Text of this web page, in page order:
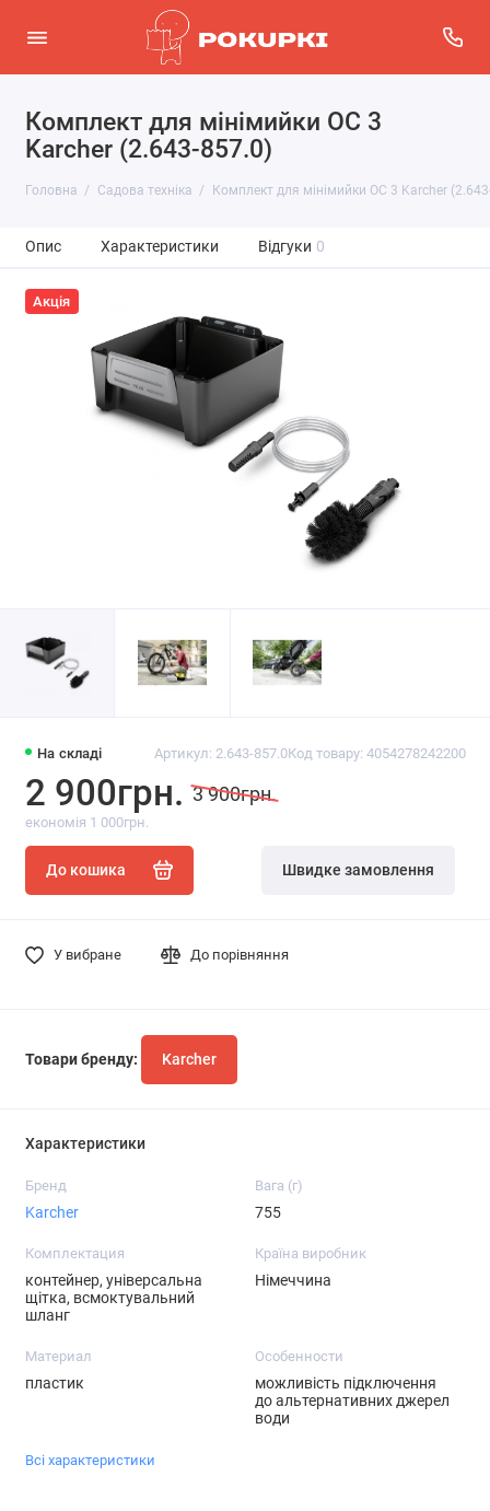
Комплект для мінімийки OC 3
Karcher (2.643-857.0)
Головна Садова техніка Комплект для мінімийки OC 3 Karcher
Опис Характеристики Відгуки 0
Акція
На складі Код товару: 4054278242200
Артикул: 2.643-857.0
2 900грн. 3 900грн.
економія 1 000грн.
До кошика Швидке замовлення
У вибране До порівняння
Товари бренду: Karcher
Характеристики
Бренд
Karcher
Вага (г)
755
Комплектация
контейнер, універсальна
щітка, всмоктувальний
шланг
Країна виробник
Німеччина
Материал
пластик
Особенности
можливість підключення
до альтернативних джерел
води
Всі характеристики